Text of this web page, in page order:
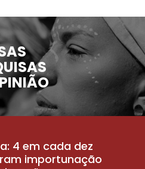
4 em cada dez
importunação